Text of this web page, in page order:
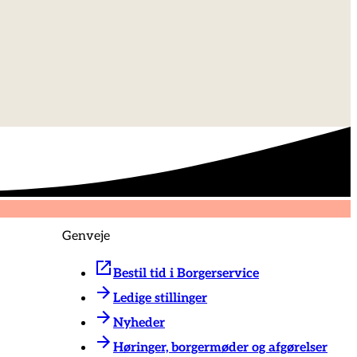
Genveje
Bestil tid i Borgerservice
Ledige stillinger
Nyheder
Høringer, borgermøder og afgørelser